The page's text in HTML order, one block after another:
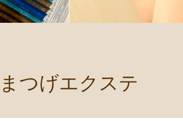
まつげエクステ